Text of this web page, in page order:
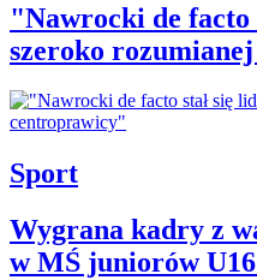
"Nawrocki de facto
szeroko
Sport
Wygrana kadry z
w MŚ juniorów